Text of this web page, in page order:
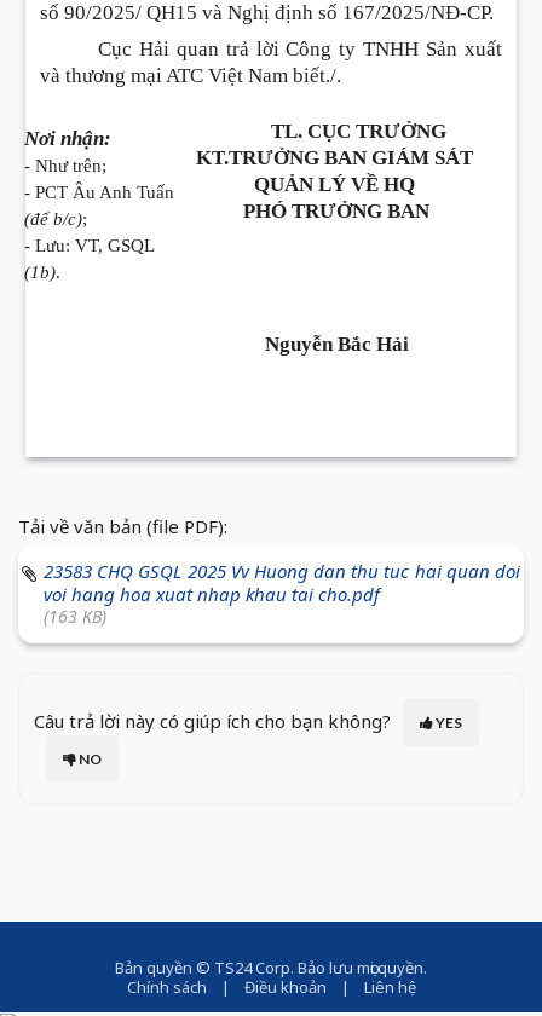
số 90/2025/ QH15 và Nghị định số 167/2025/NĐ-CP.
Cục Hải quan trả lời Công ty TNHH Sản xuất
và thương mại ATC Việt Nam biết./.
Nơi nhận:
- Như trên;
- PCT Âu Anh Tuấn
(để b/c);
- Lưu: VT, GSQL
(1b).
TL. CỤC TRƯỞNG
KT.TRƯỞNG BAN GIÁM SÁT
QUẢN LÝ VỀ HQ
PHÓ TRƯỞNG BAN
Nguyễn Bắc Hải
Tải về văn bản (file PDF):
23583 CHQ GSQL 2025 Vv Huong dan thu tuc hai quan doi
voi hang hoa xuat nhap khau tai cho.pdf
(163 KB)
Câu trả lời này có giúp ích cho bạn không?
YES
NO
Bản quyền © TS24 Corp. Bảo lưu mọi quyền.
Chính sách | Điều khoản | Liên hệ